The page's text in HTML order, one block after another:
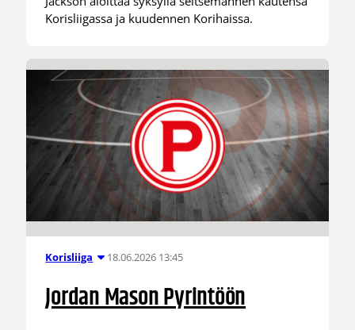
Korisliigassa ja kuudennen Korihaissa.
Korisliiga 18.06.2026 13:45
Jordan Mason Pyrintöön